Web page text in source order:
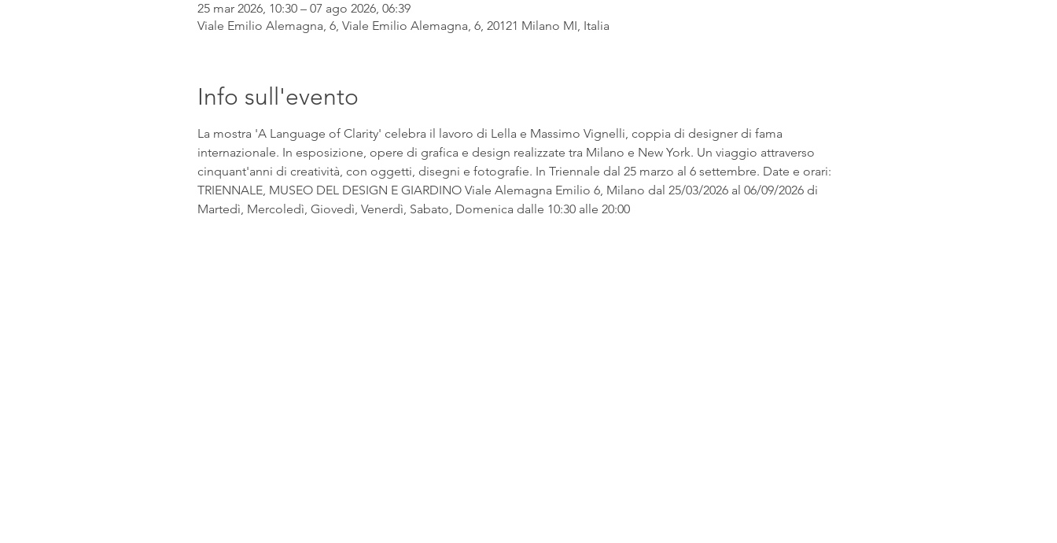
25 mar 2026, 10:30 – 07 ago 2026, 06:39
Viale Emilio Alemagna, 6, Viale Emilio Alemagna, 6, 20121 Milano MI, Italia
Info sull'evento
La mostra 'A Language of Clarity' celebra il lavoro di Lella e Massimo Vignelli, coppia di designer di fama
internazionale. In esposizione, opere di grafica e design realizzate tra Milano e New York. Un viaggio attraverso
cinquant'anni di creatività, con oggetti, disegni e fotografie. In Triennale dal 25 marzo al 6 settembre. Date e orari:
TRIENNALE, MUSEO DEL DESIGN E GIARDINO Viale Alemagna Emilio 6, Milano dal 25/03/2026 al 06/09/2026 di
Martedì, Mercoledì, Giovedì, Venerdì, Sabato, Domenica dalle 10:30 alle 20:00